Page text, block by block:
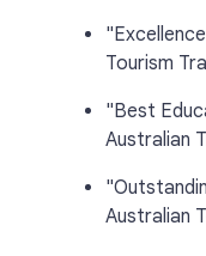
Tourism
"Best
Australian
Australian